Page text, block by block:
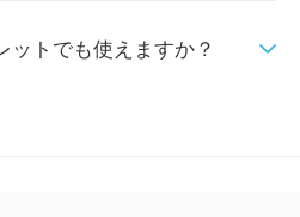
ットでも使えますか？